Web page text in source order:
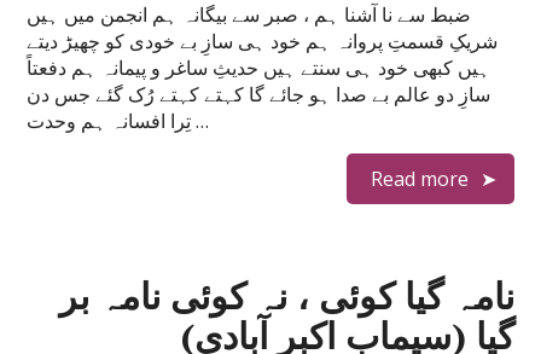
ضبط سے نا آشنا ہم ، صبر سے بیگانہ ہم انجمن میں ہیں
شریکِ قسمتِ پروانہ ہم خود ہی سازِ بے خودی کو چھیڑ دیتے
ہیں کبھی خود ہی سنتے ہیں حدیثِ ساغر و پیمانہ ہم دفعتاً
سازِ دو عالم بے صدا ہو جائے گا کہتے کہتے رُک گئے جس دن
تِرا افسانہ ہم وحدت …
Read more
نامہ گیا کوئی ، نہ کوئی نامہ بر
گیا (سیماب اکبر آبادی)